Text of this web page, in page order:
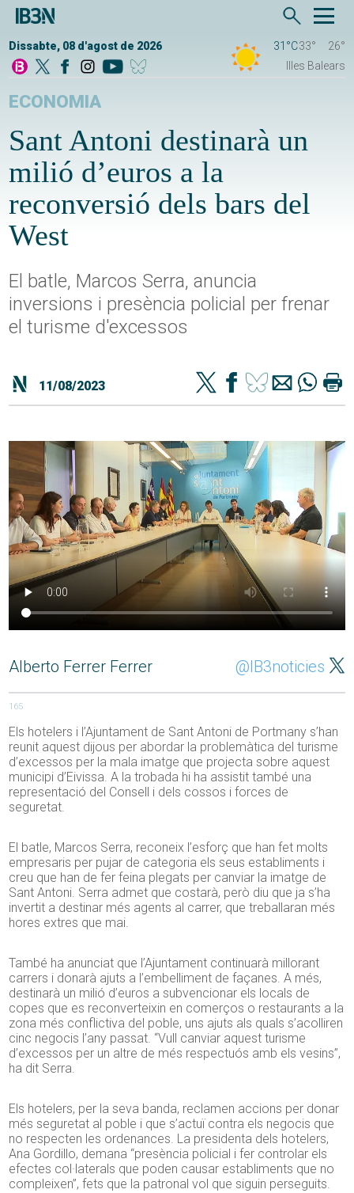
Dissabte, 08 d'agost de 2026 31°C33°
26°
Illes Balears
ECONOMIA
Sant Antoni destinarà un
milió d’euros a la
reconversió dels bars del
West
El batle, Marcos Serra, anuncia
inversions i presència policial per frenar
el turisme d'excessos
11/08/2023
Alberto Ferrer Ferrer @IB3noticies
165
Els hotelers i l’Ajuntament de Sant Antoni de Portmany s’han
reunit aquest dijous per abordar la problemàtica del turisme
d’excessos per la mala imatge que projecta sobre aquest
municipi d’Eivissa. A la trobada hi ha assistit també una
representació del Consell i dels cossos i forces de
seguretat.
El batle, Marcos Serra, reconeix l’esforç que han fet molts
empresaris per pujar de categoria els seus establiments i
creu que han de fer feina plegats per canviar la imatge de
Sant Antoni. Serra admet que costarà, però diu que ja s’ha
invertit a destinar més agents al carrer, que treballaran més
hores extres que mai.
També ha anunciat que l’Ajuntament continuarà millorant
carrers i donarà ajuts a l’embelliment de façanes. A més,
destinarà un milió d’euros a subvencionar els locals de
copes que es reconverteixin en comerços o restaurants a la
zona més conflictiva del poble, uns ajuts als quals s’acolliren
cinc negocis l’any passat. “Vull canviar aquest turisme
d’excessos per un altre de més respectuós amb els vesins”,
ha dit Serra.
Els hotelers, per la seva banda, reclamen accions per donar
més seguretat al poble i que s’actuï contra els negocis que
no respecten les ordenances. La presidenta dels hotelers,
Ana Gordillo, demana “presència policial i fer controlar els
efectes col·laterals que poden causar establiments que no
compleixen”, fets que la patronal vol que siguin perseguits.